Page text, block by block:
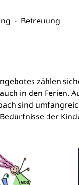
Betreuung
zählen
in den Ferien.
sind
der